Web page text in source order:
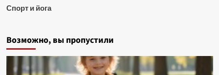
Спорт и йога
Возможно, вы пропустили